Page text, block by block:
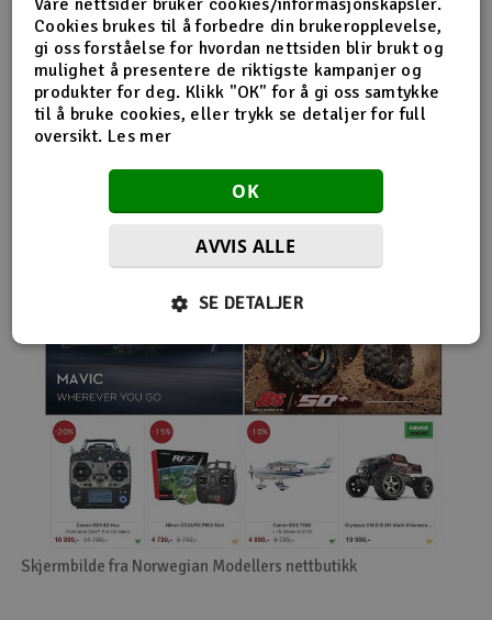
nybegynnerutstyr og avanserte løsninger hos samme
leverandør. Da internett for alvor endret
handelsmønstrene på 2000-tallet, satset Norwegian
Modellers tidlig på netthandel. Nettbutikken modellers.no
gjorde det mulig for kunder fra hele landet å handle
spesialprodukter som tidligere ofte bare var tilgjengelige i
større byer. Samtidig fortsatte selskapet å drive fysisk
Skjermbilde fra Norwegian Modellers nettbutikk
Cookies brukes til å forbedre din brukeropplevelse,
gi oss forståelse for hvordan nettsiden blir brukt og
mulighet å presentere de riktigste kampanjer og
produkter for deg. Klikk "OK" for å gi oss samtykke
til å bruke cookies, eller trykk se detaljer for full
oversikt. Les mer
OK
AVVIS ALLE
SE DETALJER